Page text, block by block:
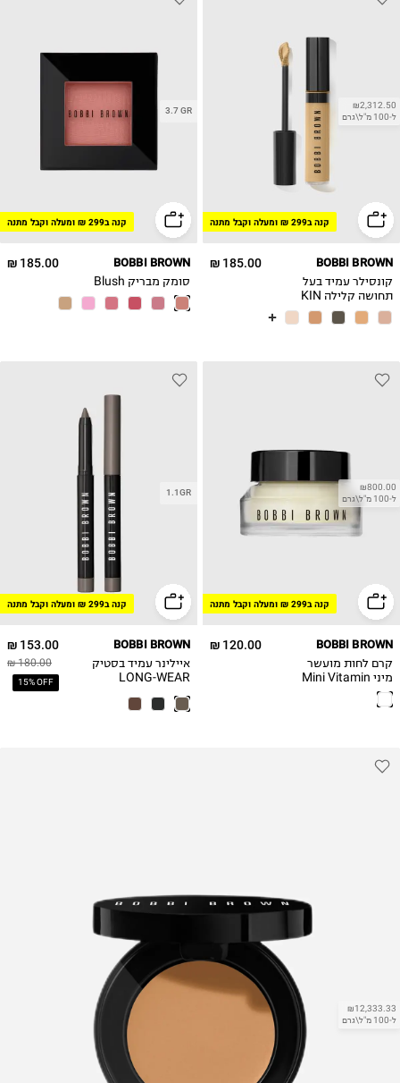
קנה ב299 ₪ ומעלה וקבל מתנה
₪2,312.50
ל-100 מ"ל\גרם
185.00 ₪ BOBBI BROWN
קונסילר עמיד בעל
תחושה קלילה KIN
FULL COVER
CONCE-GO
קנה ב299 ₪ ומעלה וקבל מתנה
3.7 GR
185.00 ₪ BOBBI BROWN
סומק מבריק Blush
קנה ב299 ₪ ומעלה וקבל מתנה
₪800.00
ל-100 מ"ל\גרם
120.00 ₪ BOBBI BROWN
קרם לחות מועשר
מיני Mini Vitamin
Enriched Face
Bace
קנה ב299 ₪ ומעלה וקבל מתנה
1.1GR
153.00 ₪
180.00 ₪
15% OFF
BOBBI BROWN
איילינר עמיד בסטיק
LONG-WEAR
₪12,333.33
ל-100 מ"ל\גרם